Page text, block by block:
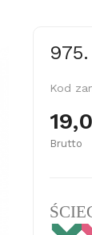
Kod
Brutto